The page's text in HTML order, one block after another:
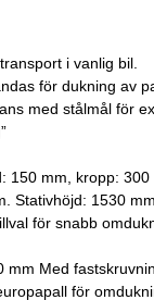
i vanlig bil.
för dukning av
med stålmål för
mm, kropp: 300
Stativhöjd: 1530
för snabb
Med
för